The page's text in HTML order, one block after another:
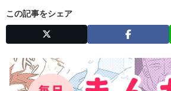
この記事をシェア